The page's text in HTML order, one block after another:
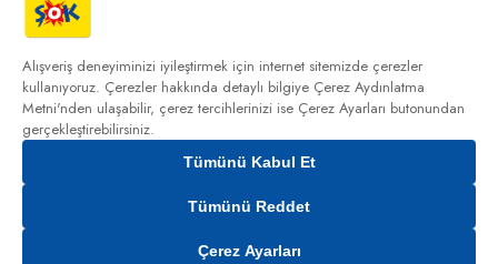
Gelince Haber Ver
Alışveriş deneyiminizi iyileştirmek için internet sitemizde çerezler
kullanıyoruz. Çerezler hakkında detaylı bilgiye Çerez Aydınlatma
Metni'nden ulaşabilir, çerez tercihlerinizi ise Çerez Ayarları butonundan
gerçekleştirebilirsiniz.
Tümünü Kabul Et
Tümünü Reddet
Çerez Ayarları